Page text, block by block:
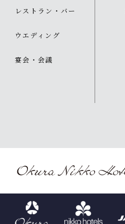
レストラン・バー
ウエディング
宴会・会議